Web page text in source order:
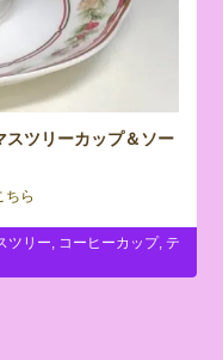
スツリーカップ＆ソー
ら
ツリー コーヒーカップ, テ